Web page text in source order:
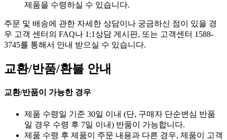
제품을 수령하실 수 있습니다.
주문 및 배송에 관한 자세한 상담이나 궁금하신 점이 있을 경
우 고객 센터의 FAQ나 1:1상담 게시판, 또는 고객센터 1588-
3745를 통해서 안내 받으실 수 있습니다.
교환/반품/환불 안내
교환/반품이 가능한 경우
제품 수령일 기준 30일 이내 (단, 구매자 단순변심 반품
일 경우 수령 후 7일 이내) 반품이 가능합니다.
제품 수령 후 제품이 주문 내용과 다른 경우, 제품이 고객